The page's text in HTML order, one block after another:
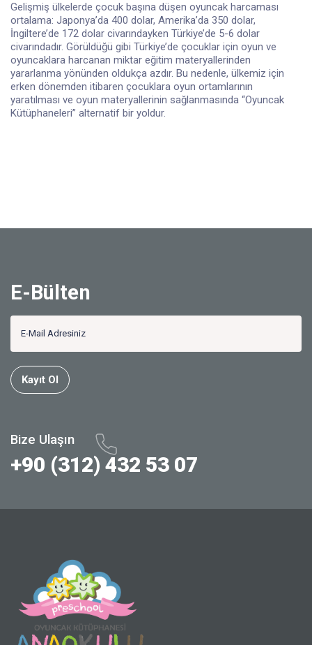
Gelişmiş ülkelerde çocuk başına düşen oyuncak harcaması
ortalama: Japonya’da 400 dolar, Amerika’da 350 dolar,
İngiltere’de 172 dolar civarındayken Türkiye’de 5-6 dolar
civarındadır. Görüldüğü gibi Türkiye’de çocuklar için oyun ve
oyuncaklara harcanan miktar eğitim materyallerinden
yararlanma yönünden oldukça azdır. Bu nedenle, ülkemiz için
erken dönemden itibaren çocuklara oyun ortamlarının
yaratılması ve oyun materyallerinin sağlanmasında “Oyuncak
Kütüphaneleri” alternatif bir yoldur.
E-Bülten
Kayıt Ol
Bize Ulaşın
+90 (312) 432 53 07